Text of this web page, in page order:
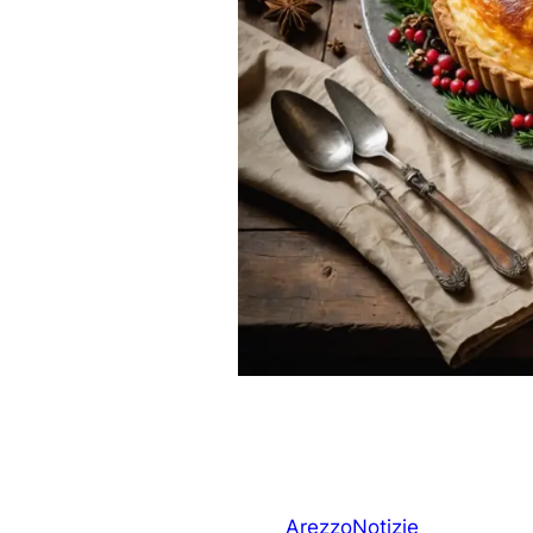
ArezzoNotizie